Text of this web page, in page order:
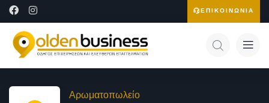
ΕΠΙΚΟΙΝΩΝΙΑ
Αρωματοπωλείο